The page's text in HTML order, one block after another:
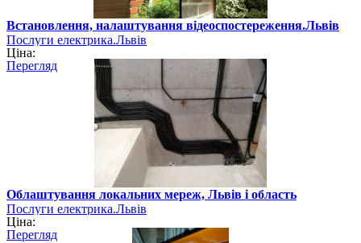
Встановлення, налаштування відеоспостереження.Львів
Послуги електрика.Львів
Ціна:
Перегляд
Облаштування локальних мереж, Львів і область
Послуги електрика.Львів
Ціна:
Перегляд